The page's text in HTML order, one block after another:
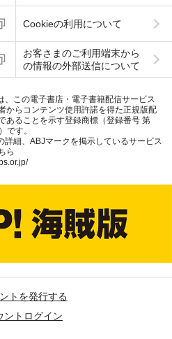
Cookieの利用について
お客さまのご利用端末から
の情報の外部送信について
、この電子書店・電子書籍配信サービス
からコンテンツ使用許諾を得た正規版配
あることを示す登録商標（登録番号 第
です。
詳細、ABJマークを掲示しているサービス
ら
トを発行する
ントログイン